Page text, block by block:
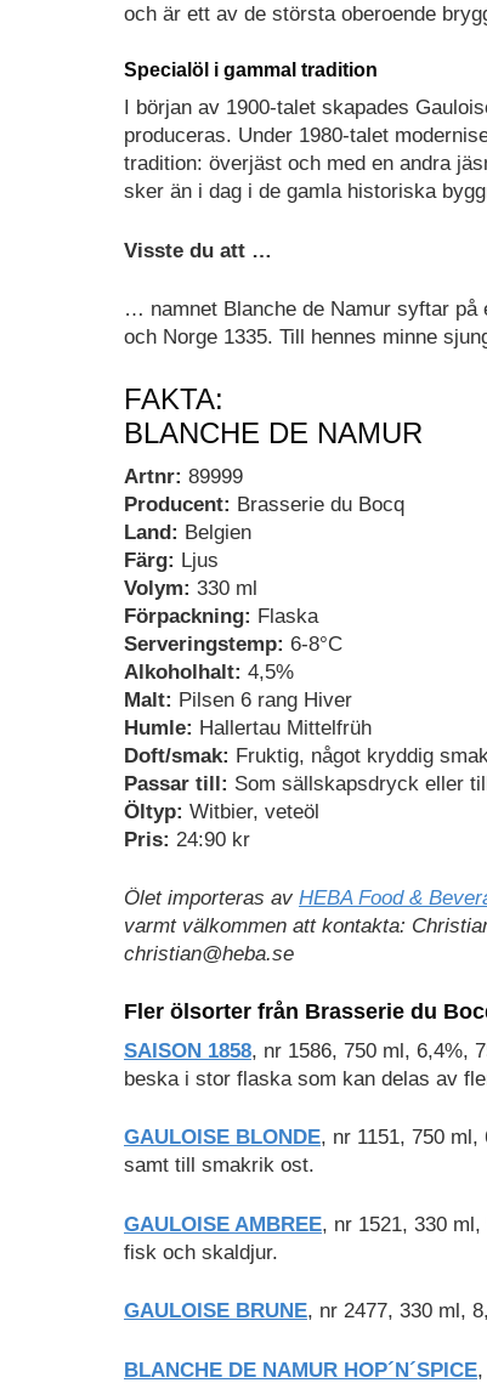
och är ett av de största oberoende
Specialöl i gammal tradition
I början av 1900-talet skapades
produceras. Under 1980-talet
tradition: överjäst och med en andra
sker än i dag i de gamla historiska
Visste du att …
… namnet Blanche de Namur syftar på
och Norge 1335. Till hennes minne
FAKTA:
BLANCHE DE NAMUR
Artnr: 89999
Producent: Brasserie du Bocq
Land: Belgien
Färg: Ljus
Volym: 330 ml
Förpackning: Flaska
Serveringstemp: 6-8°C
Alkoholhalt: 4,5%
Malt: Pilsen 6 rang Hiver
Humle: Hallertau Mittelfrüh
Doft/smak: Fruktig, något kryddig
Passar till: Som sällskapsdryck eller
Öltyp: Witbier, veteöl
Pris: 24:90 kr
Ölet importeras av HEBA Food &
varmt välkommen att kontakta:
christian@heba.se
Fler ölsorter från Brasserie du
SAISON 1858, nr 1586, 750 ml, 6,4%,
beska i stor flaska som kan delas av
GAULOISE BLONDE, nr 1151, 750
samt till smakrik ost.
GAULOISE AMBREE, nr 1521, 330
fisk och skaldjur.
GAULOISE BRUNE, nr 2477, 330 ml,
BLANCHE DE NAMUR HOP´N´SPICE